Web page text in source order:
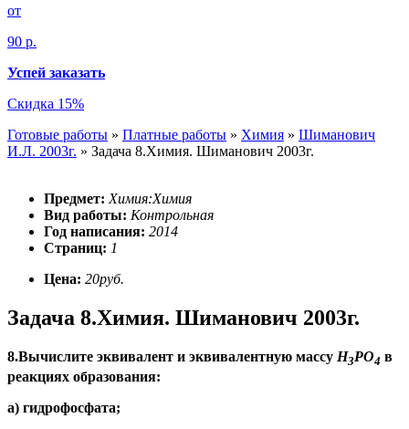
от
90 р.
Успей заказать
Скидка 15%
Готовые работы » Платные работы » Химия » Шиманович
И.Л. 2003г. » Задача 8.Химия. Шиманович 2003г.
Предмет: Химия:Химия
Вид работы: Контрольная
Год написания: 2014
Страниц: 1
Цена: 20руб.
Задача 8.Химия. Шиманович 2003г.
8.Вычислите эквивалент и эквивалентную массу H3PO4 в
реакциях образования:
а) гидрофосфата;